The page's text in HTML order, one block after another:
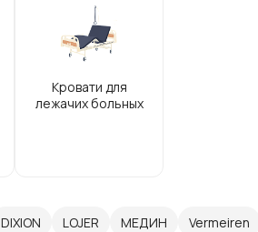
Кровати для
лежачих больных
DIXION LOJER МЕДИН Vermeiren